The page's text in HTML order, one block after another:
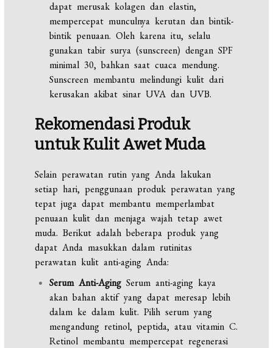
dapat merusak kolagen dan elastin,
mempercepat munculnya kerutan dan bintik-
bintik penuaan. Oleh karena itu, selalu
gunakan tabir surya (sunscreen) dengan SPF
minimal 30, bahkan saat cuaca mendung.
Sunscreen membantu melindungi kulit dari
kerusakan akibat sinar UVA dan UVB.
Rekomendasi Produk
untuk Kulit Awet Muda
Selain perawatan rutin yang Anda lakukan
setiap hari, penggunaan produk perawatan yang
tepat juga dapat membantu memperlambat
penuaan kulit dan menjaga wajah tetap awet
muda. Berikut adalah beberapa produk yang
dapat Anda masukkan dalam rutinitas
perawatan kulit anti-aging Anda:
Serum Anti-Aging Serum anti-aging kaya
akan bahan aktif yang dapat meresap lebih
dalam ke dalam kulit. Pilih serum yang
mengandung retinol, peptida, atau vitamin C.
Retinol membantu mempercepat regenerasi